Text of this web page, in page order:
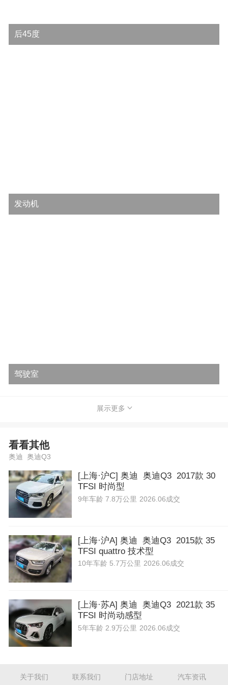
后45度
发动机
驾驶室
展示更多
看看其他
奥迪 奥迪Q3
[上海·沪C] 奥迪 奥迪Q3 2017款 30
TFSI 时尚型
9年车龄 7.8万公里 2026.06成交
[上海·沪A] 奥迪 奥迪Q3 2015款 35
TFSI quattro 技术型
10年车龄 5.7万公里 2026.06成交
[上海·苏A] 奥迪 奥迪Q3 2021款 35
TFSI 时尚动感型
5年车龄 2.9万公里 2026.06成交
关于我们 联系我们 门店地址 汽车资讯